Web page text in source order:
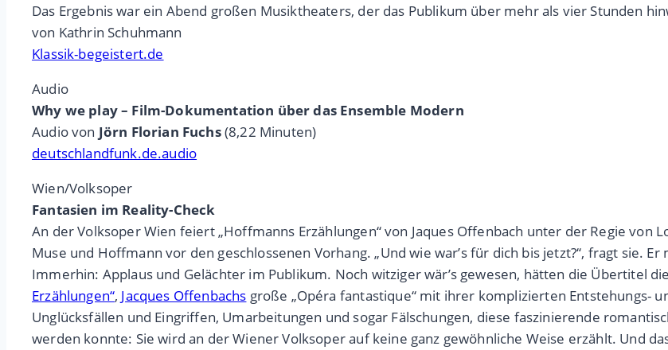
Das Ergebnis war ein Abend großen Musiktheaters, der das Publikum über mehr als vier Stunden
von Kathrin Schuhmann
Klassik-begeistert.de
Audio
Why we play – Film-Dokumentation über das Ensemble Modern
Audio von Jörn Florian Fuchs(8,22 Minuten)
deutschlandfunk.de.audio
Wien/Volksoper
Fantasien im Reality-Check
An der Volksoper Wien feiert „Hoffmanns Erzählungen“ von Jaques Offenbach unter der Regie von
Muse und Hoffmann vor den geschlossenen Vorhang. „Und wie war’s für dich bis jetzt?“, fragt sie.
Immerhin: Applaus und Gelächter im Publikum. Noch witziger wär’s gewesen, hätten die Übertitel
Erzählungen“, Jacques Offenbachs große „Opéra fantastique“ mit ihrer komplizierten Entstehungs-
Unglücksfällen und Eingriffen, Umarbeitungen und sogar Fälschungen, diese faszinierende
werden konnte: Sie wird an der Wiener Volksoper auf keine ganz gewöhnliche Weise erzählt. Und